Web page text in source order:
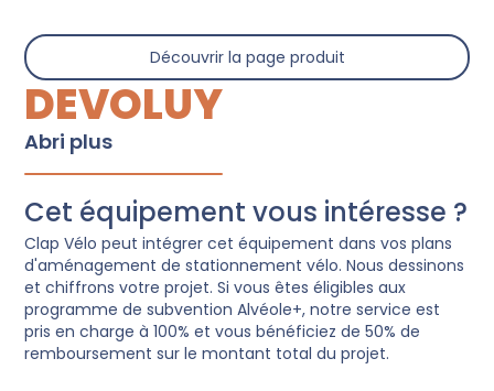
Découvrir la page produit
DEVOLUY
Abri plus
Cet équipement vous intéresse ?
Clap Vélo peut intégrer cet équipement dans vos plans
d'aménagement de stationnement vélo. Nous dessinons
et chiffrons votre projet. Si vous êtes éligibles aux
programme de subvention Alvéole+, notre service est
pris en charge à 100% et vous bénéficiez de 50% de
remboursement sur le montant total du projet.